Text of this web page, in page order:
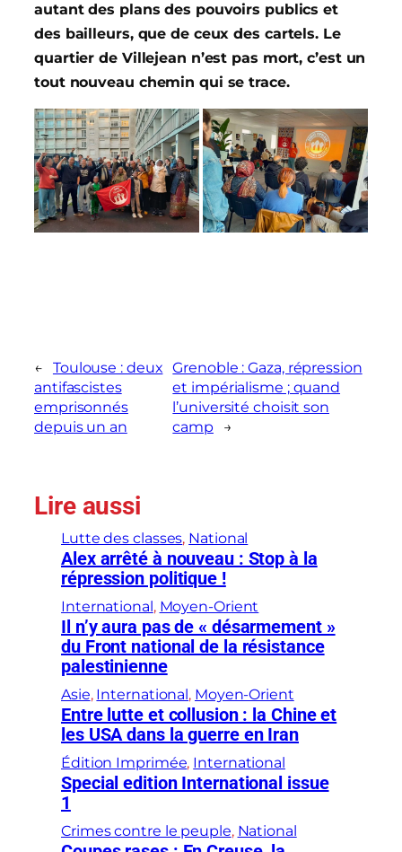
autant des plans des pouvoirs publics et
des bailleurs, que de ceux des cartels. Le
quartier de Villejean n’est pas mort, c’est un
tout nouveau chemin qui se trace.
←
Toulouse : deux
antifascistes
emprisonnés
depuis un an
Grenoble : Gaza, répression
et impérialisme ; quand
l’université choisit son
camp
→
Lire aussi
Lutte des classes, National
Alex arrêté à nouveau : Stop à la
répression politique !
International , Moyen-Orient
Il n’y aura pas de « désarmement »
du Front national de la résistance
palestinienne
Asie, International , Moyen-Orient
Entre lutte et collusion : la Chine et
les USA dans la guerre en Iran
Édition Imprimée, International
Special edition International issue
1
Crimes contre le peuple, National